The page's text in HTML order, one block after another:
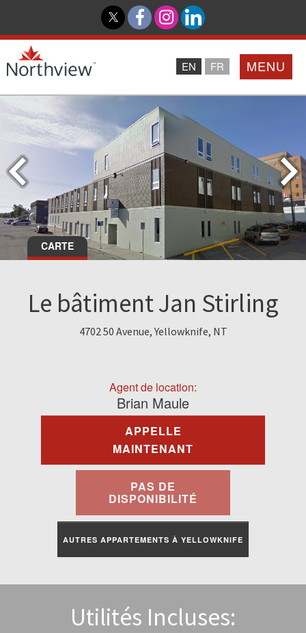
MENU
EN FR
Accueil
Partenaires
Northview PROMISE
Investisseurs
À Louer
Contactez-Nous
Portail Des Résidents
CARTE
Le bâtiment Jan Stirling
4702 50 Avenue, Yellowknife, NT
Agent de location:
Brian Maule
APPELLE
MAINTENANT
PAS DE
DISPONIBILITÉ
AUTRES APPARTEMENTS À YELLOWKNIFE
Utilités Incluses: